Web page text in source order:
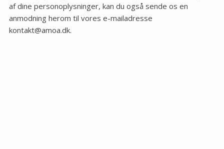
af dine personoplysninger, kan du også sende os en
anmodning herom til vores e-mailadresse
kontakt@amoa.dk.